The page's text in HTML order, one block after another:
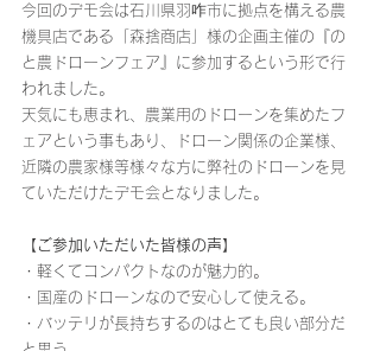
今回のデモ会は石川県羽咋市に拠点を構える農
機具店である「森捨商店」様の企画主催の『の
と農ドローンフェア』に参加するという形で行
われました。
天気にも恵まれ、農業用のドローンを集めたフ
ェアという事もあり、ドローン関係の企業様、
近隣の農家様等様々な方に弊社のドローンを見
ていただけたデモ会となりました。
【ご参加いただいた皆様の声】
・軽くてコンパクトなのが魅力的。
・国産のドローンなので安心して使える。
・バッテリが長持ちするのはとても良い部分だ